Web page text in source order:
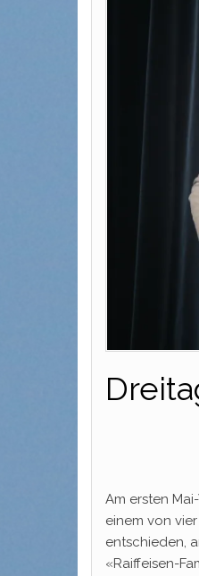
Am ersten
einem von
entschieden,
«Raiffeisen-